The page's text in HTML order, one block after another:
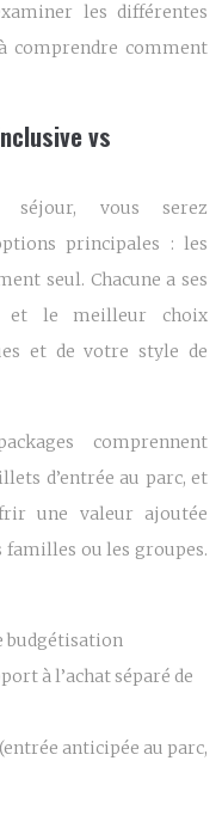
les différentes
comprendre comment
vs
séjour, vous serez
principales : les
seul. Chacune a ses
et le meilleur choix
et de votre style de
comprennent
d’entrée au parc, et
une valeur ajoutée
ou les groupes.
budgétisation
à l’achat séparé de
anticipée au parc,